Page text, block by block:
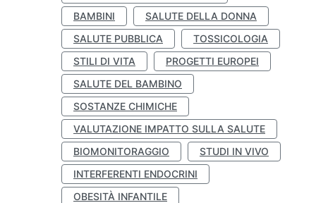
BAMBINI
SALUTE DELLA DONNA
SALUTE PUBBLICA
TOSSICOLOGIA
STILI DI VITA
PROGETTI EUROPEI
SALUTE DEL BAMBINO
SOSTANZE CHIMICHE
VALUTAZIONE IMPATTO SULLA SALUTE
BIOMONITORAGGIO
STUDI IN VIVO
INTERFERENTI ENDOCRINI
OBESITÀ INFANTILE